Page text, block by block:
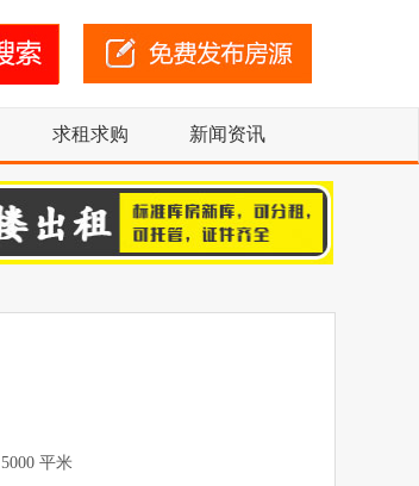
求租求购 新闻资讯
5000 平米